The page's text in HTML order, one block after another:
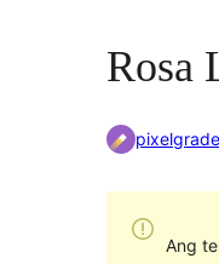
Rosa
pixelgrade
Ang